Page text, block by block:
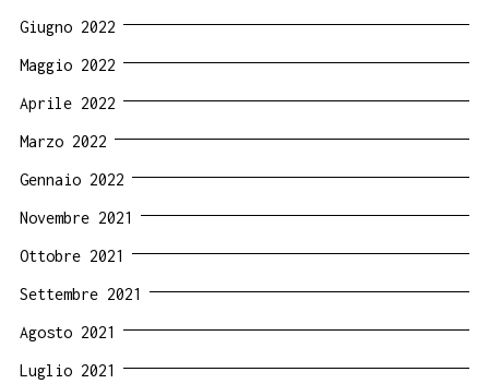
Giugno 2022
Maggio 2022
Aprile 2022
Marzo 2022
Gennaio 2022
Novembre 2021
Ottobre 2021
Settembre 2021
Agosto 2021
Luglio 2021